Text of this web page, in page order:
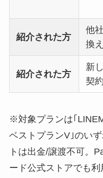
紹介された方
他
換
紹介された方
新
契約
※対象プランは｢
ベストプランV｣のい
トは出金/譲渡不可。
ード公式ストアでも利